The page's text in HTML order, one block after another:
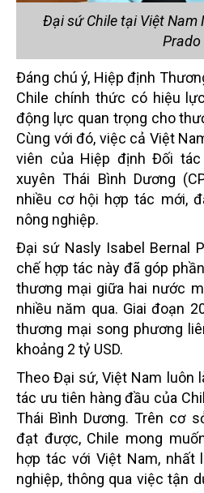
Đại sứ Chile tại Việt Nam
Prado
Đáng chú ý, Hiệp định
Chile chính thức có hiệu
động lực quan trọng cho
Cùng với đó, việc cả Việt
viên của Hiệp định Đối
xuyên Thái Bình Dương
nhiều cơ hội hợp tác mới,
nông nghiệp.
Đại sứ Nasly Isabel Bernal
chế hợp tác này đã góp
thương mại giữa hai nước
nhiều năm qua. Giai đoạn
thương mại song phương
khoảng 2 tỷ USD.
Theo Đại sứ, Việt Nam luôn
tác ưu tiên hàng đầu của
Thái Bình Dương. Trên cơ
đạt được, Chile mong
hợp tác với Việt Nam, nhất
nghiệp, thông qua việc tận